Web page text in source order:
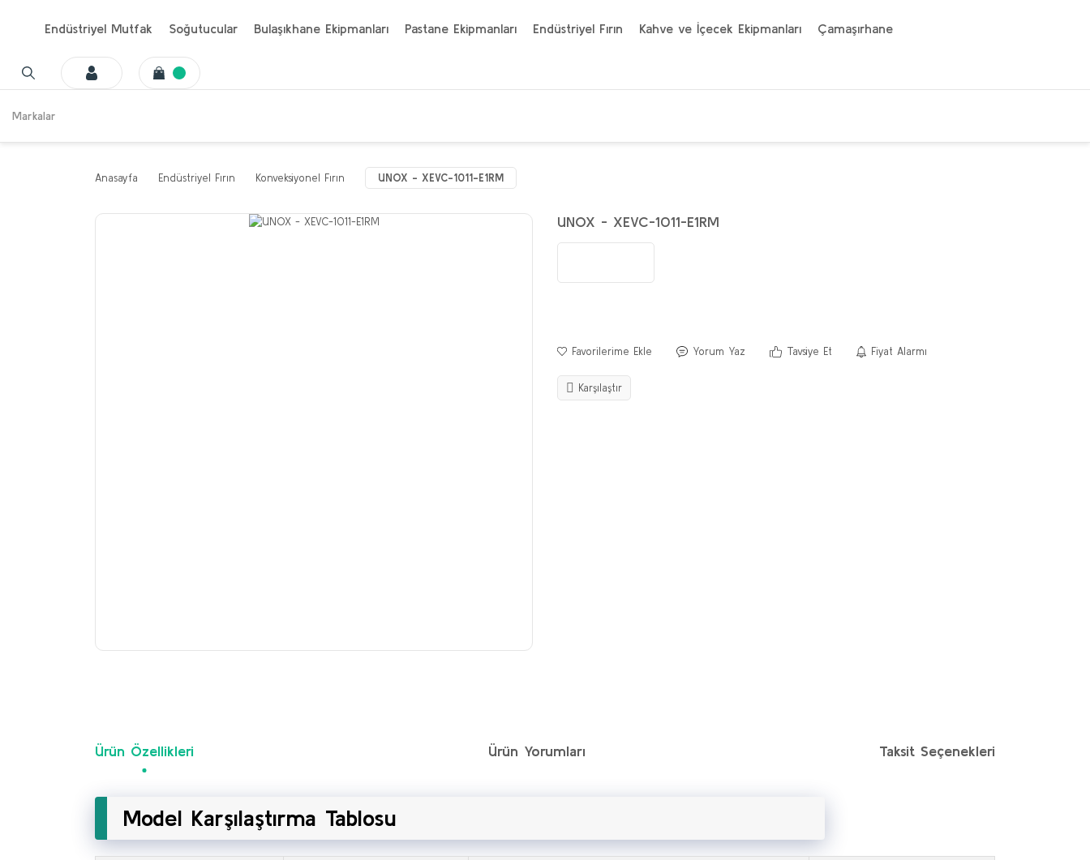
Endüstriyel Mutfak Soğutucular Bulaşıkhane Ekipmanları Pastane Ekipmanları Endüstriyel Fırın Kahve ve İçecek Ekipmanları Çamaşırhane
Markalar
Anasayfa Endüstriyel Fırın Konveksiyonel Fırın UNOX - XEVC-1011-E1RM
UNOX - XEVC-1011-E1RM
Yorum Yaz Tavsiye Et Fiyat Alarmı
Karşılaştır
Ürün Özellikleri Ürün Yorumları Taksit Seçenekleri
Model Karşılaştırma Tablosu